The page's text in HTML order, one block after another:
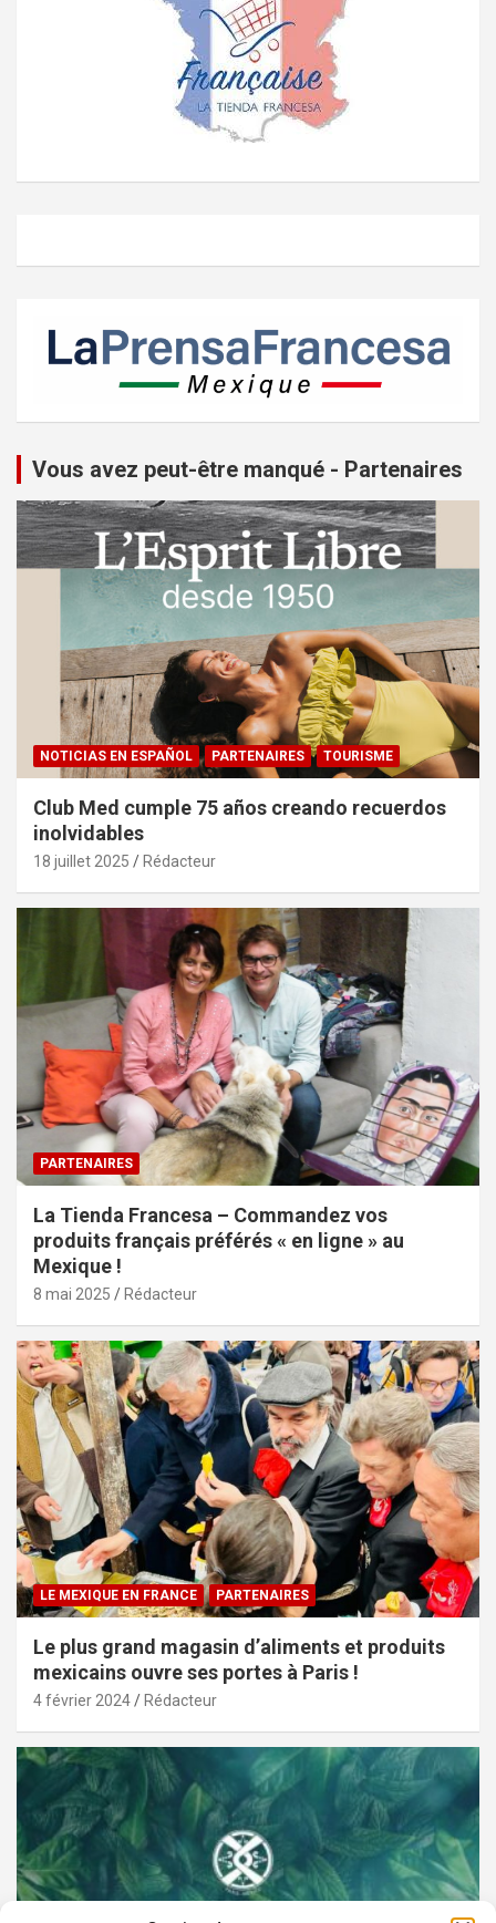
Vous avez peut-être manqué - Partenaires
NOTICIAS EN ESPAÑOL PARTENAIRES TOURISME
Club Med cumple 75 años creando recuerdos
inolvidables
18 juillet 2025 Rédacteur
PARTENAIRES
La Tienda Francesa – Commandez vos
produits français préférés « en ligne » au
Mexique !
8 mai 2025 Rédacteur
LE MEXIQUE EN FRANCE PARTENAIRES
Le plus grand magasin d’aliments et produits
mexicains ouvre ses portes à Paris !
4 février 2024 Rédacteur